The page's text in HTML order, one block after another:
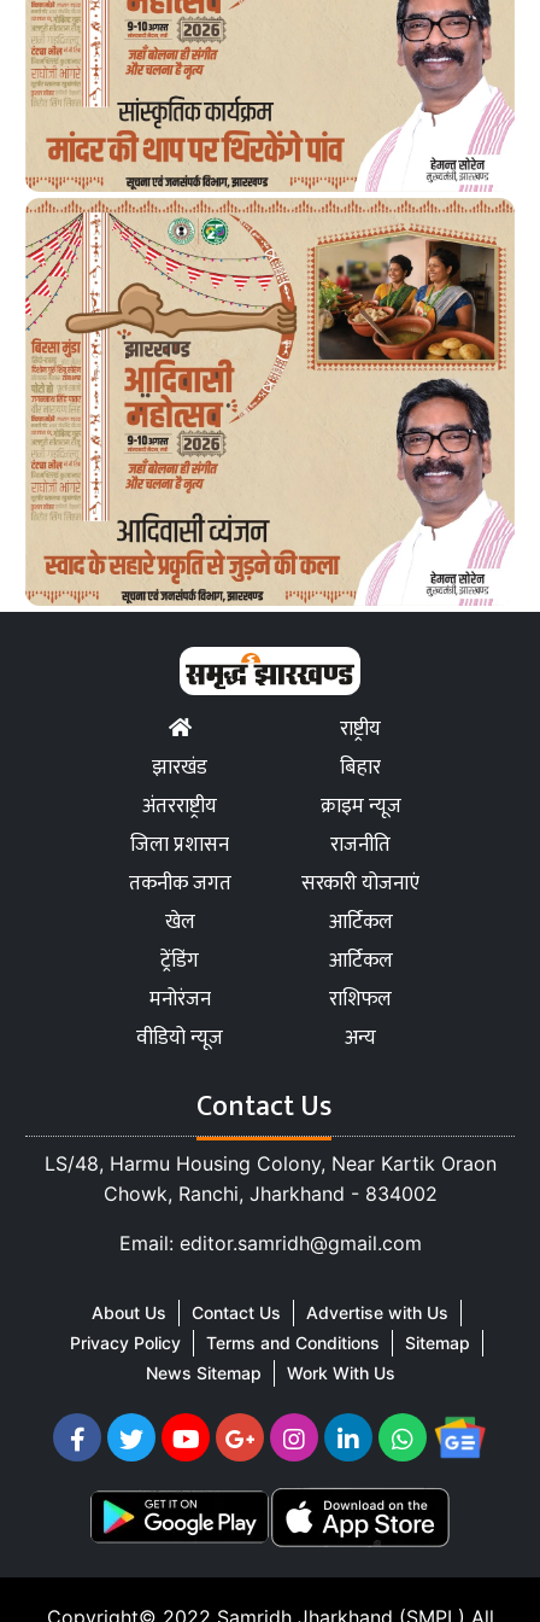
राष्ट्रीय
झारखंड
बिहार
अंतरराष्ट्रीय
क्राइम न्यूज
जिला प्रशासन
राजनीति
तकनीक जगत
सरकारी योजनाएं
खेल
आर्टिकल
ट्रेंडिंग
आर्टिकल
मनोरंजन
राशिफल
वीडियो न्यूज
अन्य
Contact Us
LS/48, Harmu Housing Colony, Near Kartik Oraon
Chowk, Ranchi, Jharkhand - 834002
Email: editor.samridh@gmail.com
About Us Contact Us
Advertise with Us
Privacy Policy
Terms and Conditions
Sitemap
News Sitemap
Work With Us
Copyright© 2022 Samridh Jharkhand (SMPL) All